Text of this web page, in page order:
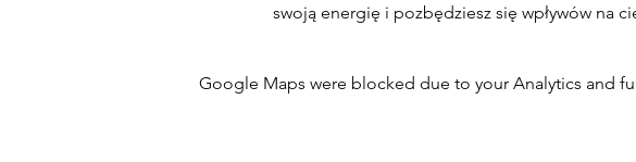
swoją energię i pozbędziesz się wpływów na
Google Maps were blocked due to your Analytics and